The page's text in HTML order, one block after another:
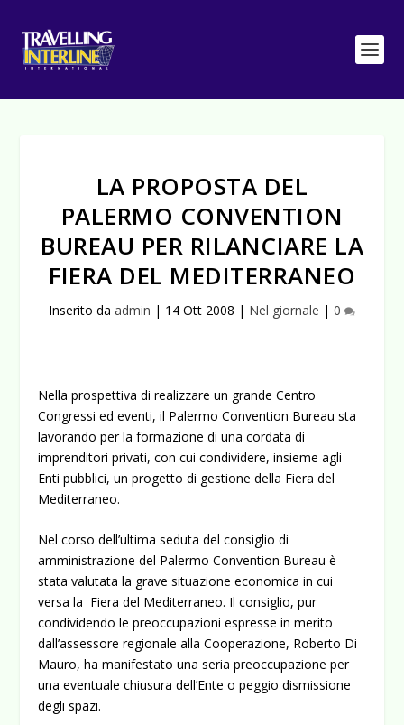
LA PROPOSTA DEL
PALERMO CONVENTION
BUREAU PER RILANCIARE LA
FIERA DEL MEDITERRANEO
Inserito da admin | 14 Ott 2008 | Nel giornale | 0
Nella prospettiva di realizzare un grande Centro
Congressi ed eventi, il Palermo Convention Bureau sta
lavorando per la formazione di una cordata di
imprenditori privati, con cui condividere, insieme agli
Enti pubblici, un progetto di gestione della Fiera del
Mediterraneo.
Nel corso dell’ultima seduta del consiglio di
amministrazione del Palermo Convention Bureau è
stata valutata la grave situazione economica in cui
versa la Fiera del Mediterraneo. Il consiglio, pur
condividendo le preoccupazioni espresse in merito
dall’assessore regionale alla Cooperazione, Roberto Di
Mauro, ha manifestato una seria preoccupazione per
una eventuale chiusura dell’Ente o peggio dismissione
degli spazi.